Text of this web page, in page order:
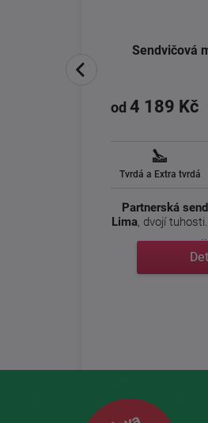
Sendvičová
od 4 189 Kč
Tvrdá a Extra tvrdá
Partnerská
Lima, dvojí